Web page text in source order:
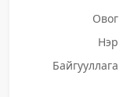
Овог
Нэр
Байгууллага